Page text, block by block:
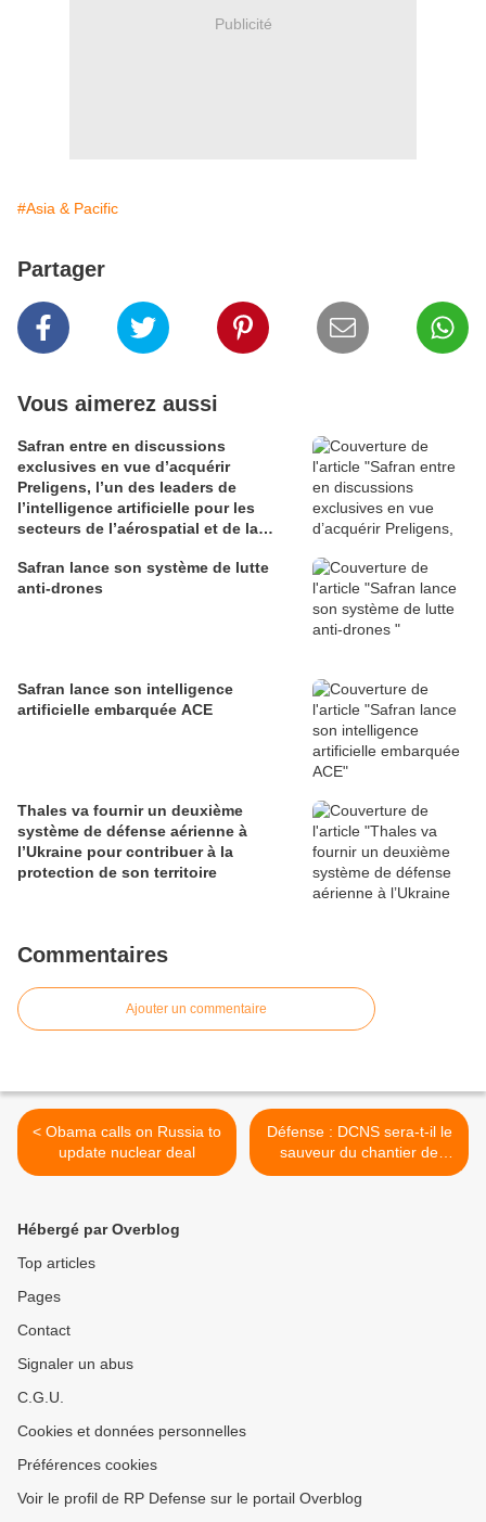
Publicité
#Asia & Pacific
Partager
Vous aimerez aussi
Safran entre en discussions
exclusives en vue d’acquérir
Preligens, l’un des leaders de
l’intelligence artificielle pour les
secteurs de l’aérospatial et de la
Safran lance son système de lutte
anti-drones
Safran lance son intelligence
artificielle embarquée ACE
Thales va fournir un deuxième
système de défense aérienne à
l’Ukraine pour contribuer à la
protection de son territoire
Commentaires
Ajouter un commentaire
< Obama calls on Russia to
update nuclear deal
Défense : DCNS sera-t-il le
sauveur du chantier de
Saint-Nazaire STX ? >
Hébergé par Overblog
Top articles
Pages
Contact
Signaler un abus
C.G.U.
Cookies et données personnelles
Préférences cookies
Voir le profil de RP Defense sur le portail Overblog